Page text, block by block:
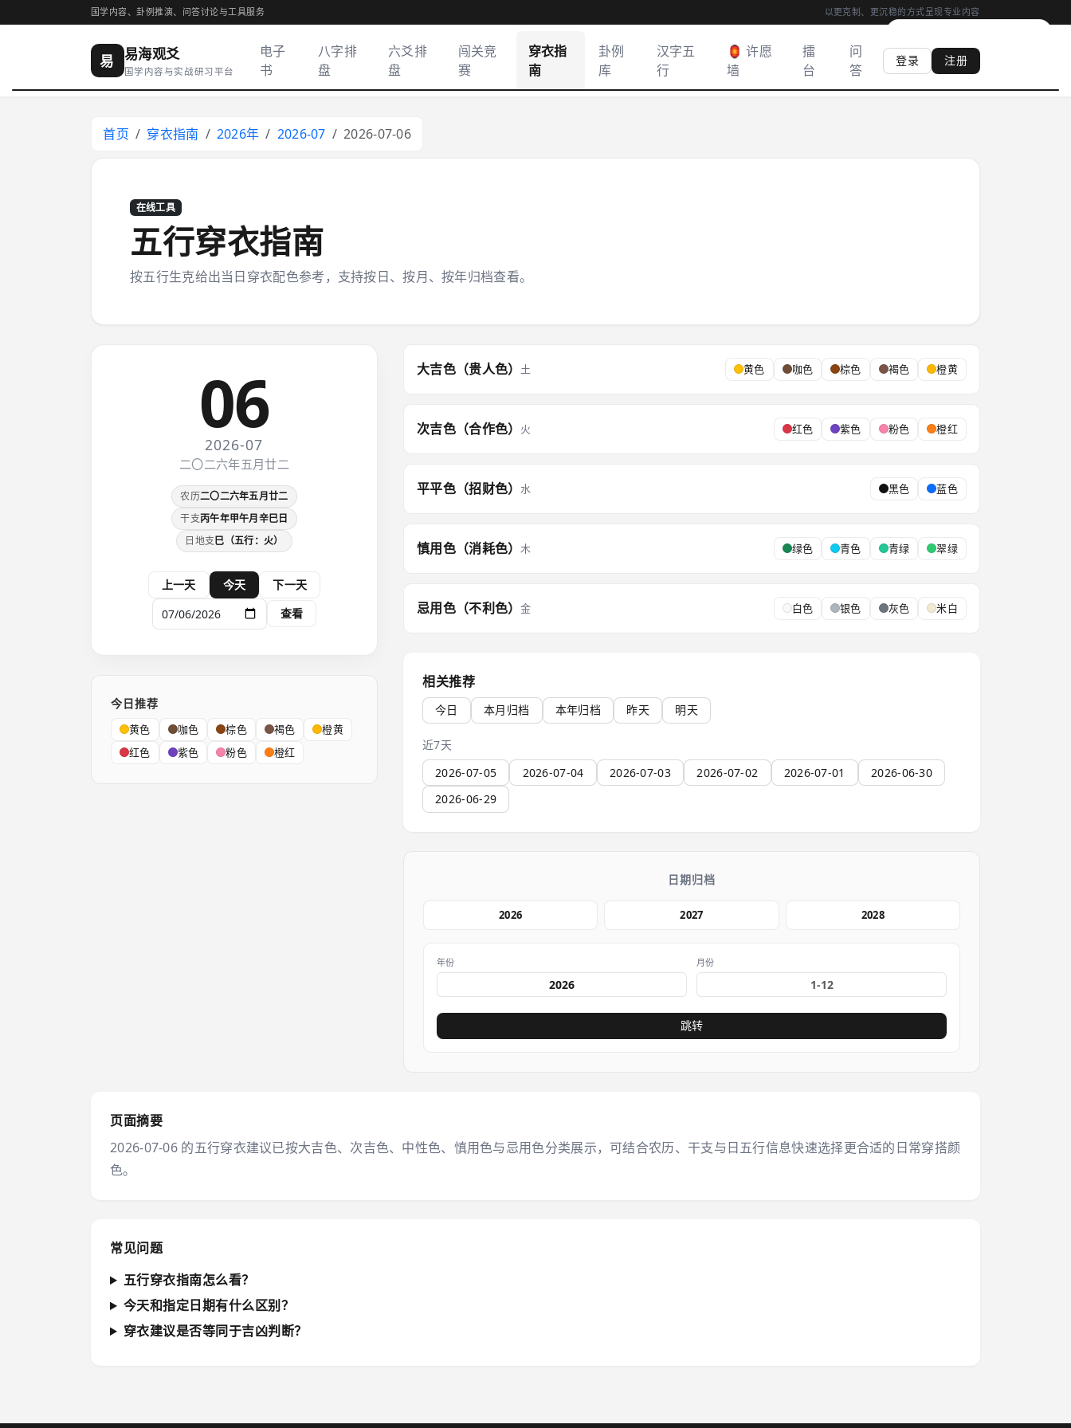
国学内容、卦例推演、问答讨论与工具服务 以更克制、更沉稳的方式呈现专业内容
易 易海观爻
国学内容与实战研习平台
电子
书
八字排
盘
六爻排
盘
闯关竞
赛
穿衣指
南
卦例
库
汉字五
行
🏮 许愿
墙
擂
台
问
答
登录 注册
首页 穿衣指南 2026年 2026-07 2026-07-06
在线工具
五行穿衣指南
按五行生克给出当日穿衣配色参考，支持按日、按月、按年归档查看。
06
2026-07
二〇二六年五月廿二
农历二〇二六年五月廿二
干支丙午年甲午月辛巳日
日地支巳（五行：火）
上一天 今天
下一天
查看
今日推荐
黄色 咖色 棕色 褐色
橙黄
红色
紫色 粉色 橙红
大吉色（贵人色）土 黄色 咖色 棕色 褐色 橙黄
次吉色（合作色） 火 红色 紫色 粉色 橙红
平平色（招财色） 水 黑色 蓝色
慎用色（消耗色）木 绿色 青色 青绿 翠绿
忌用色（不利色）金 白色 银色 灰色 米白
相关推荐
今日 本月归档 本年归档 昨天 明天
近7天
2026-07-05
2026-07-04 2026-07-03 2026-07-02 2026-07-01
2026-06-30
2026-06-29
日期归档
2026 2027 2028
年份 月份
跳转
页面摘要
2026-07-06 的五行穿衣建议已按大吉色、次吉色、中性色、慎用色与忌用色分类展示，可结合农历、干支与日五行信息快速选择更合适的日常穿搭颜
色。
常见问题
五行穿衣指南怎么看？
今天和指定日期有什么区别？
穿衣建议是否等同于吉凶判断？